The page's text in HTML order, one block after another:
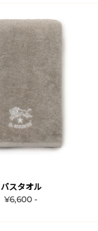
バスタオル
¥6,600 -